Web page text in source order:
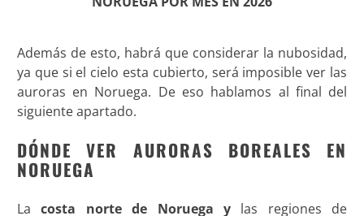
Además de esto, habrá que considerar la nubosidad,
ya que si el cielo esta cubierto, será imposible ver las
auroras en Noruega. De eso hablamos al final del
siguiente apartado.
DÓNDE VER AURORAS BOREALES EN
NORUEGA
Lacosta norte de Noruega y las regiones de